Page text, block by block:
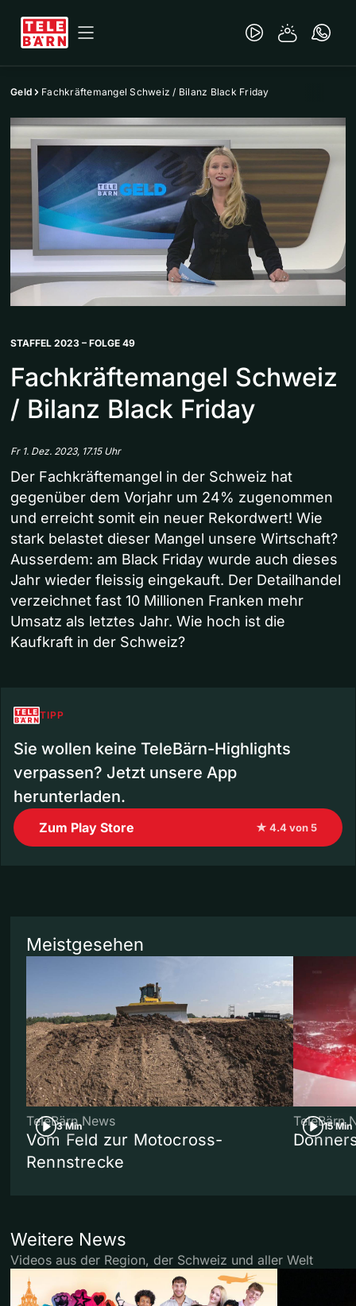
Geld Fachkräftemangel Schweiz / Bilanz Black Friday
STAFFEL 2023 – FOLGE 49
Fachkräftemangel Schweiz
/ Bilanz Black Friday
Fr 1. Dez. 2023, 17.15 Uhr
Der Fachkräftemangel in der Schweiz hat
gegenüber dem Vorjahr um 24% zugenommen
und erreicht somit ein neuer Rekordwert! Wie
stark belastet dieser Mangel unsere Wirtschaft?
Ausserdem: am Black Friday wurde auch dieses
Jahr wieder fleissig eingekauft. Der Detailhandel
verzeichnet fast 10 Millionen Franken mehr
Umsatz als letztes Jahr. Wie hoch ist die
Kaufkraft in der Schweiz?
TIPP
Sie wollen keine TeleBärn-Highlights
verpassen? Jetzt unsere App
herunterladen.
Zum Play Store ★ 4.4 von 5
Meistgesehen
3 Min
TeleBärn News
Vom Feld zur Motocross-
Rennstrecke
15 Min
TeleBärn
Weitere News
Videos aus der Region, der Schweiz und aller Welt